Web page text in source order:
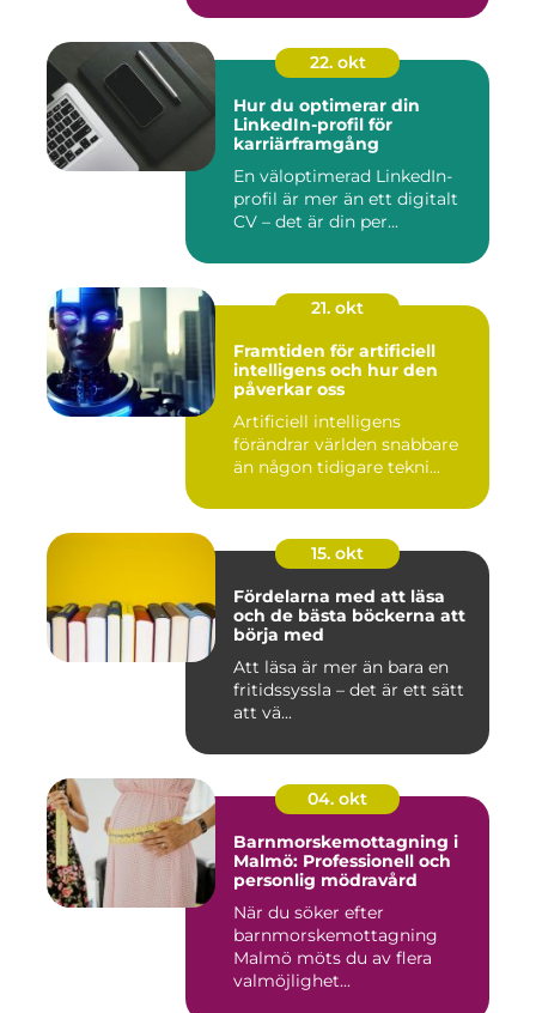
22. okt
Hur du optimerar din
LinkedIn-profil för
karriärframgång
En väloptimerad LinkedIn-
profil är mer än ett digitalt
CV – det är din per...
21. okt
Framtiden för artificiell
intelligens och hur den
påverkar oss
Artificiell intelligens
förändrar världen snabbare
än någon tidigare tekni...
15. okt
Fördelarna med att läsa
och de bästa böckerna att
börja med
Att läsa är mer än bara en
fritidssyssla – det är ett sätt
att vä...
04. okt
Barnmorskemottagning i
Malmö: Professionell och
personlig mödravård
När du söker efter
barnmorskemottagning
Malmö möts du av flera
valmöjlighet...